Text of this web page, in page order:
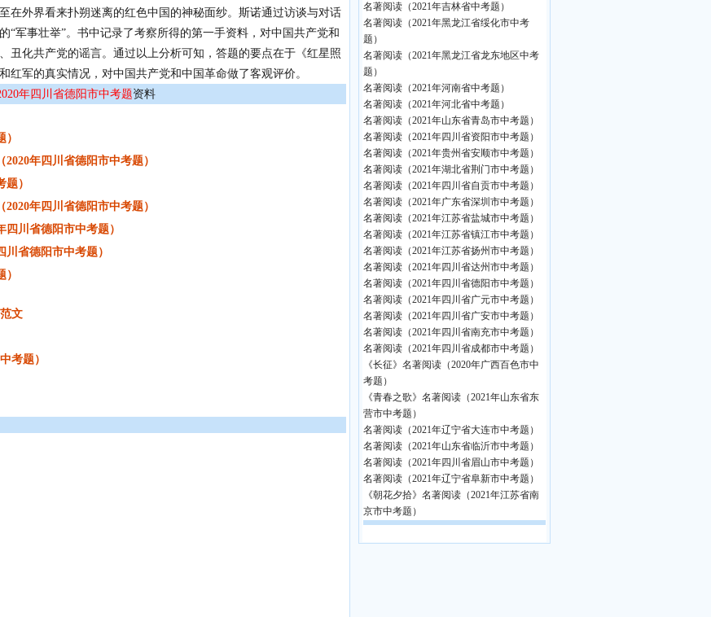
在外界看来扑朔迷离的红色中国的神秘面纱。斯诺通过访谈与对话
“军事壮举”。书中记录了考察所得的第一手资料，对中国共产党和
丑化共产党的谣言。通过以上分析可知，答题的要点在于《红星照
红军的真实情况，对中国共产党和中国革命做了客观评价。
年四川省德阳市中考题资料
年四川省德阳市中考题）
）
年四川省德阳市中考题）
四川省德阳市中考题）
省德阳市中考题）
文
考题）
名著阅读（2021年吉林省中考题）
名著阅读（2021年黑龙江省绥化市中考
题）
名著阅读（2021年黑龙江省龙东地区中考
题）
名著阅读（2021年河南省中考题）
名著阅读（2021年河北省中考题）
名著阅读（2021年山东省青岛市中考题）
名著阅读（2021年四川省资阳市中考题）
名著阅读（2021年贵州省安顺市中考题）
名著阅读（2021年湖北省荆门市中考题）
名著阅读（2021年四川省自贡市中考题）
名著阅读（2021年广东省深圳市中考题）
名著阅读（2021年江苏省盐城市中考题）
名著阅读（2021年江苏省镇江市中考题）
名著阅读（2021年江苏省扬州市中考题）
名著阅读（2021年四川省达州市中考题）
名著阅读（2021年四川省德阳市中考题）
名著阅读（2021年四川省广元市中考题）
名著阅读（2021年四川省广安市中考题）
名著阅读（2021年四川省南充市中考题）
名著阅读（2021年四川省成都市中考题）
《长征》名著阅读（2020年广西百色市中
考题）
《青春之歌》名著阅读（2021年山东省东
营市中考题）
名著阅读（2021年辽宁省大连市中考题）
名著阅读（2021年山东省临沂市中考题）
名著阅读（2021年四川省眉山市中考题）
名著阅读（2021年辽宁省阜新市中考题）
《朝花夕拾》名著阅读（2021年江苏省南
京市中考题）